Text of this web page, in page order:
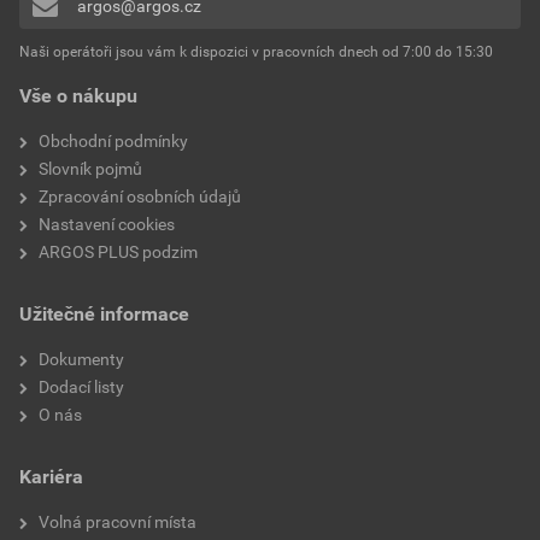
Ochrana povrchu Neošetřené
Číslo RAL (podobné)
Průhledné
Textové pole/popisovací
plocha
Antibakteriální ošetření
Povrchová úprava
Instalace pod omítku
Přidávat hodnocení může pouze přihlášený uživatel.
Vše o nákupu
Obchodní podmínky
Slovník pojmů
Zpracování osobních údajů
Nastavení cookies
ARGOS PLUS podzim
Užitečné informace
Dokumenty
Dodací listy
O nás
Kariéra
Volná pracovní místa
argos@argos.cz
Naši operátoři jsou vám k dispozici v pracovních dnech od 7:00 do 15:30